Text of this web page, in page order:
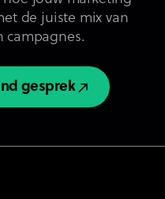
de juiste mix van
campagnes.
gesprek
gesprek